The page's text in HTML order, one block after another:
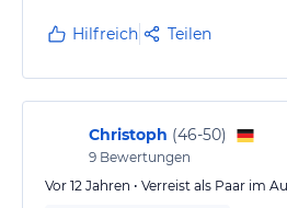
mit vielen Highlights, den
See, das ausgiebige Frühstück
freundliche Personal...
Wir konnten uns super
absolut willkommen sowie
Hilfreich Teilen
Christoph (46-50)
9 Bewertungen
Vor 12 Jahren • Verreist als Paar im